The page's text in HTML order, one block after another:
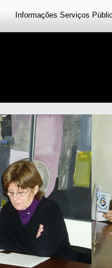
Informações Serviços